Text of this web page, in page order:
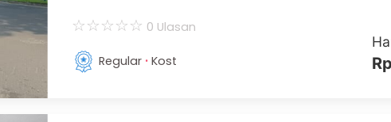
☆☆☆☆☆ 0 Ulasan
Regular · Kost